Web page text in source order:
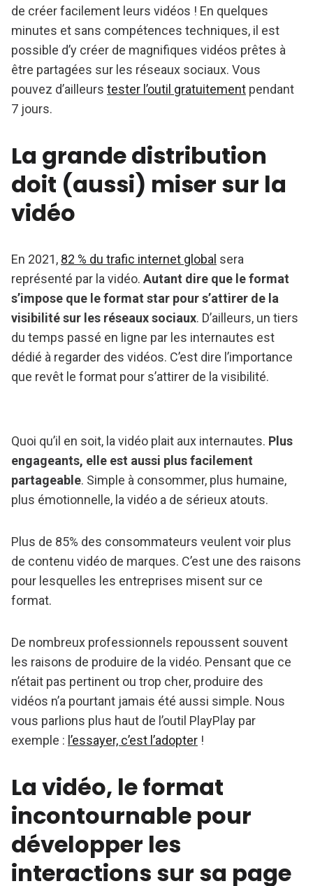
de créer facilement leurs vidéos ! En quelques
minutes et sans compétences techniques, il est
possible d’y créer de magnifiques vidéos prêtes à
être partagées sur les réseaux sociaux. Vous
pouvez d’ailleurs tester l’outil gratuitement pendant
7 jours.
La grande distribution
doit (aussi) miser sur la
vidéo
En 2021, 82 % du trafic internet global sera
représenté par la vidéo. Autant dire que le format
s’impose que le format star pour s’attirer de la
visibilité sur les réseaux sociaux. D’ailleurs, un tiers
du temps passé en ligne par les internautes est
dédié à regarder des vidéos. C’est dire l’importance
que revêt le format pour s’attirer de la visibilité.
Quoi qu’il en soit, la vidéo plait aux internautes. Plus
engageants, elle est aussi plus facilement
partageable. Simple à consommer, plus humaine,
plus émotionnelle, la vidéo a de sérieux atouts.
Plus de 85% des consommateurs veulent voir plus
de contenu vidéo de marques. C’est une des raisons
pour lesquelles les entreprises misent sur ce
format.
De nombreux professionnels repoussent souvent
les raisons de produire de la vidéo. Pensant que ce
n’était pas pertinent ou trop cher, produire des
vidéos n’a pourtant jamais été aussi simple. Nous
vous parlions plus haut de l’outil PlayPlay par
exemple : l’essayer, c’est l’adopter !
La vidéo, le format
incontournable pour
développer les
interactions sur sa page